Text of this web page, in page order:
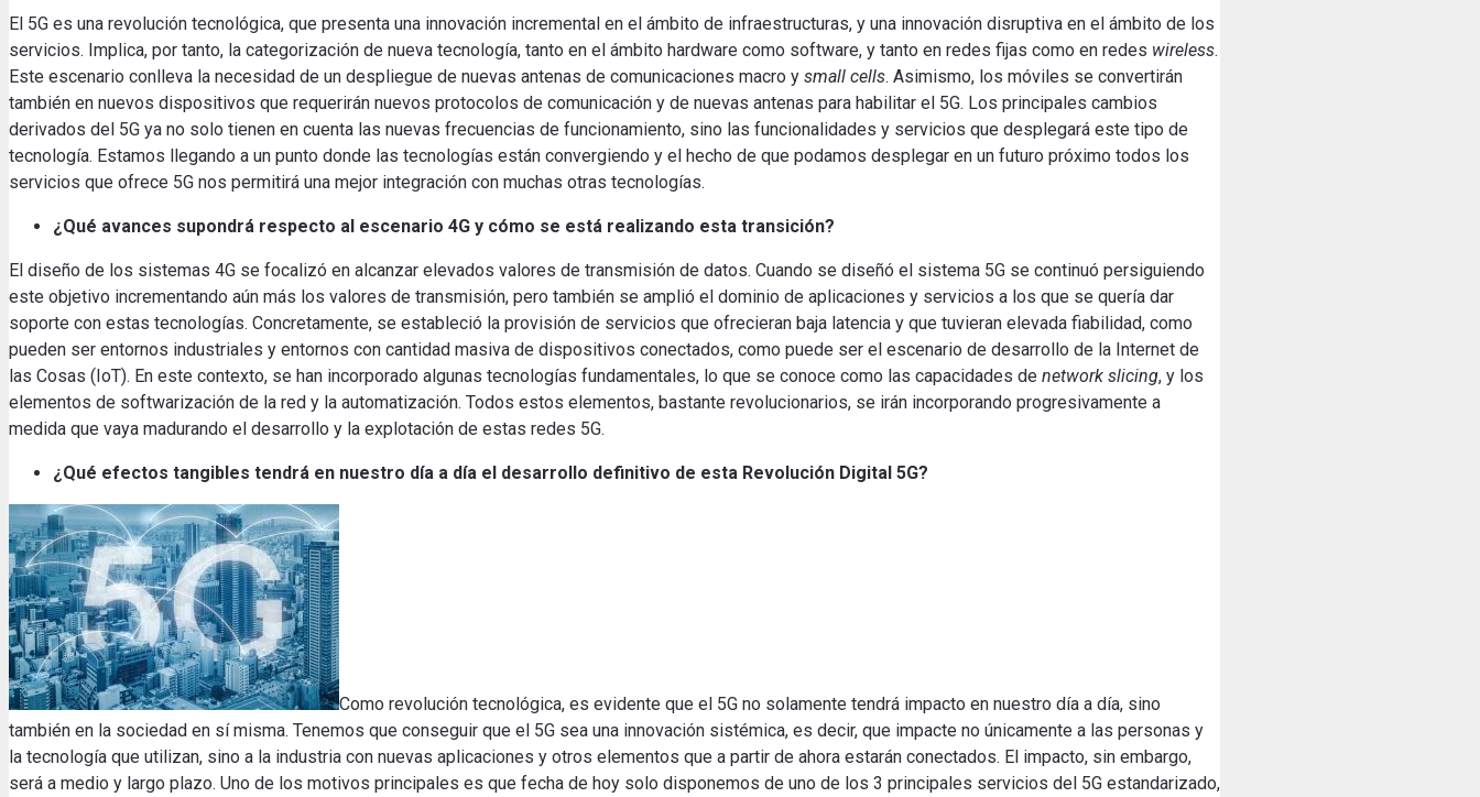
El 5G es una revolución tecnológica, que presenta una innovación incremental en el ámbito de infraestructuras, y una innovación disruptiva en el ámbito de los
servicios. Implica, por tanto, la categorización de nueva tecnología, tanto en el ámbito hardware como software, y tanto en redes fijas como en redes wireless.
Este escenario conlleva la necesidad de un despliegue de nuevas antenas de comunicaciones macro y small cells. Asimismo, los móviles se convertirán
también en nuevos dispositivos que requerirán nuevos protocolos de comunicación y de nuevas antenas para habilitar el 5G. Los principales cambios
derivados del 5G ya no solo tienen en cuenta las nuevas frecuencias de funcionamiento, sino las funcionalidades y servicios que desplegará este tipo de
tecnología. Estamos llegando a un punto donde las tecnologías están convergiendo y el hecho de que podamos desplegar en un futuro próximo todos los
servicios que ofrece 5G nos permitirá una mejor integración con muchas otras tecnologías.
¿Qué avances supondrá respecto al escenario 4G y cómo se está realizando esta transición?
El diseño de los sistemas 4G se focalizó en alcanzar elevados valores de transmisión de datos. Cuando se diseñó el sistema 5G se continuó persiguiendo
este objetivo incrementando aún más los valores de transmisión, pero también se amplió el dominio de aplicaciones y servicios a los que se quería dar
soporte con estas tecnologías. Concretamente, se estableció la provisión de servicios que ofrecieran baja latencia y que tuvieran elevada fiabilidad, como
pueden ser entornos industriales y entornos con cantidad masiva de dispositivos conectados, como puede ser el escenario de desarrollo de la Internet de
las Cosas (IoT). En este contexto, se han incorporado algunas tecnologías fundamentales, lo que se conoce como las capacidades de network slicing, y los
elementos de softwarización de la red y la automatización. Todos estos elementos, bastante revolucionarios, se irán incorporando progresivamente a
medida que vaya madurando el desarrollo y la explotación de estas redes 5G.
¿Qué efectos tangibles tendrá en nuestro día a día el desarrollo definitivo de esta Revolución Digital 5G?
Como revolución tecnológica, es evidente que el 5G no solamente tendrá impacto en nuestro día a día, sino
también en la sociedad en sí misma. Tenemos que conseguir que el 5G sea una innovación sistémica, es decir, que impacte no únicamente a las personas y
la tecnología que utilizan, sino a la industria con nuevas aplicaciones y otros elementos que a partir de ahora estarán conectados. El impacto, sin embargo,
será a medio y largo plazo. Uno de los motivos principales es que fecha de hoy solo disponemos de uno de los 3 principales servicios del 5G estandarizado,